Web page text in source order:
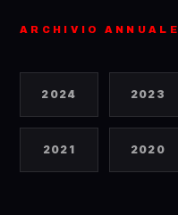
ARCHIVIO ANNUALE
2024 2023
2021 2020